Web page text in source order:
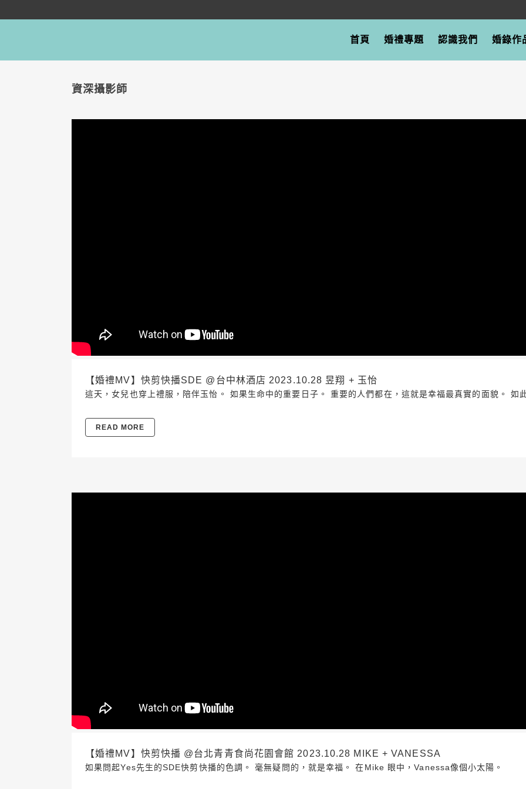
首頁 婚禮專題 認識我們 婚錄作
資深攝影師
【婚禮MV】快剪快播SDE @台中林酒店 2023.10.28 昱翔 + 玉怡
這天，女兒也穿上禮服，陪伴玉怡。 如果生命中的重要日子。 重要的人們都在，這就是幸福最真實的面貌。 如
READ MORE
【婚禮MV】快剪快播 @台北青青食尚花園會館 2023.10.28 MIKE + VANESSA
如果問起Yes先生的SDE快剪快播的色調。 毫無疑問的，就是幸福。 在Mike 眼中，Vanessa像個小太陽。